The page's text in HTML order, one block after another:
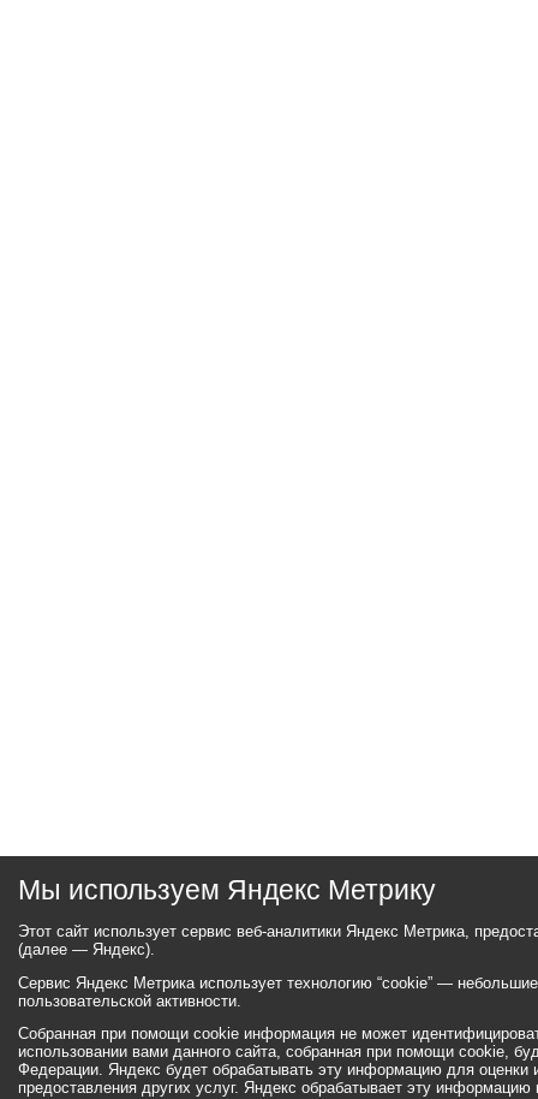
Мы используем Яндекс Метрику
Этот сайт использует сервис веб-аналитики Яндекс Метрика,
(далее — Яндекс).
Сервис Яндекс Метрика использует технологию “cookie” —
пользовательской активности.
Собранная при помощи cookie информация не может
использовании вами данного сайта, собранная при помощи cookie,
Федерации. Яндекс будет обрабатывать эту информацию для оценки
предоставления других услуг. Яндекс обрабатывает эту